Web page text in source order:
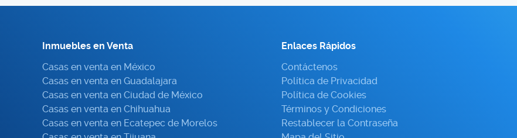
Inmuebles en Venta
Casas en venta en México
Casas en venta en Guadalajara
Casas en venta en Ciudad de México
Casas en venta en Chihuahua
Casas en venta en Ecatepec de Morelos
Enlaces Rápidos
Contáctenos
Política de Privacidad
Política de Cookies
Términos y Condiciones
Restablecer la Contraseña